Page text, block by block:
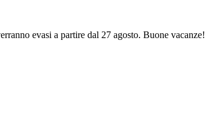
evasi a partire dal 27 agosto. Buone vacanze!